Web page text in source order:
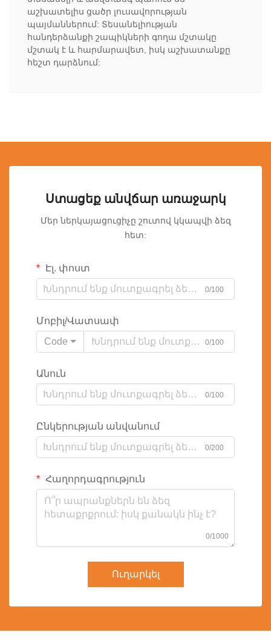
աշխատելիս ցածր լուսավորության
պայմաններում: Տեսանելիության
հանդերձանքի շապիկների գողա մշտակը
մշտակ է և հարմարավետ, իսկ աշխատանքը
հեշտ դարձնում:
Ստացեք անվճար առաջարկ
Մեր ներկայացուցիչը շուտով կկապվի ձեզ
հետ:
Էլ. փոստ
0/100
Մոբիլ/Վատսափ
Code
0/100
Անուն
0/100
Ընկերության անվանում
0/200
Հաղորդագրություն
0/1000
Ուղարկել